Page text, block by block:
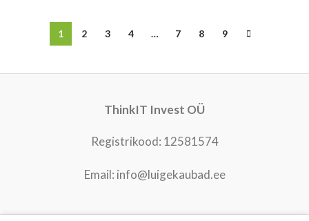
1 2 3 4 … 7 8 9
ThinkIT Invest OÜ
Registrikood: 12581574
Email: info@luigekaubad.ee